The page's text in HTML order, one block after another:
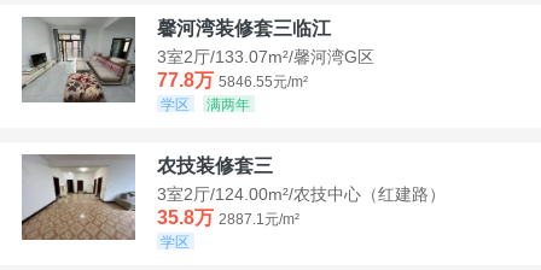
馨河湾装修套三临江
3室2厅/133.07m²/馨河湾G区
77.8万 5846.55元/m²
学区
满两年
农技装修套三
3室2厅/124.00m²/农技中心（红建路）
35.8万 2887.1元/m²
学区